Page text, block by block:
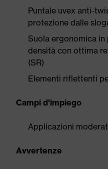
Puntale uvex anti-
protezione dalle
Suola ergonomica
densità con ottima
(SR)
Elementi riflettenti
Campi d'impiego
Applicazioni
Avvertenze